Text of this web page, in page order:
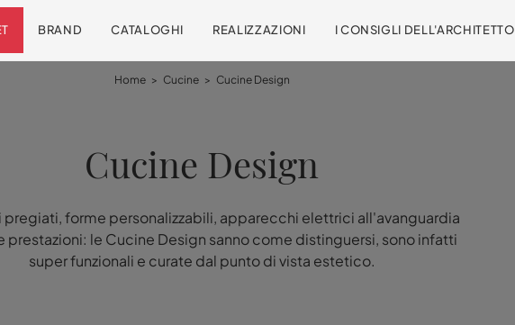
BRAND CATALOGHI REALIZZAZIONI I CONSIGLI DELL'ARCHITETTO
Home > Cucine > Cucine Design
Cucine Design
pregiati, forme personalizzabili, apparecchi elettrici all'avanguardia
prestazioni: le Cucine Design sanno come distinguersi, sono infatti
super funzionali e curate dal punto di vista estetico.